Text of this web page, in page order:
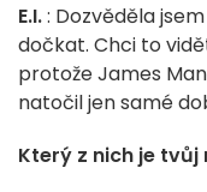
E.I.: Dozvěděla
dočkat. Chci to
protože James
natočil jen samé
Který z nich je